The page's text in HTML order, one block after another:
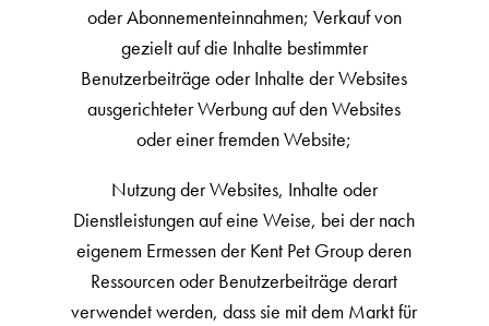
oder Abonnementeinnahmen; Verkauf von
gezielt auf die Inhalte bestimmter
Benutzerbeiträge oder Inhalte der Websites
ausgerichteter Werbung auf den Websites
oder einer fremden Website;
Nutzung der Websites, Inhalte oder
Dienstleistungen auf eine Weise, bei der nach
eigenem Ermessen der Kent Pet Group deren
Ressourcen oder Benutzerbeiträge derart
verwendet werden, dass sie mit dem Markt für